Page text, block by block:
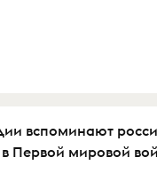
вспоминают
Первой мировой